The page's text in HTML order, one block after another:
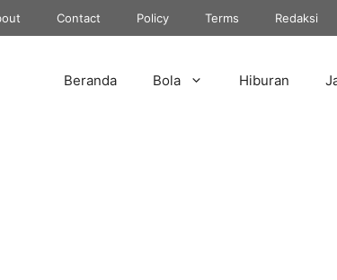
Contact Policy Terms Redaksi
Beranda Bola Hiburan